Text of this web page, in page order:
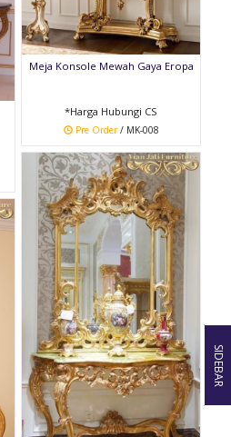
Meja Konsole Mewah Gaya Eropa
*Harga Hubungi CS
Pre Order/ MK-008
SIDEBAR